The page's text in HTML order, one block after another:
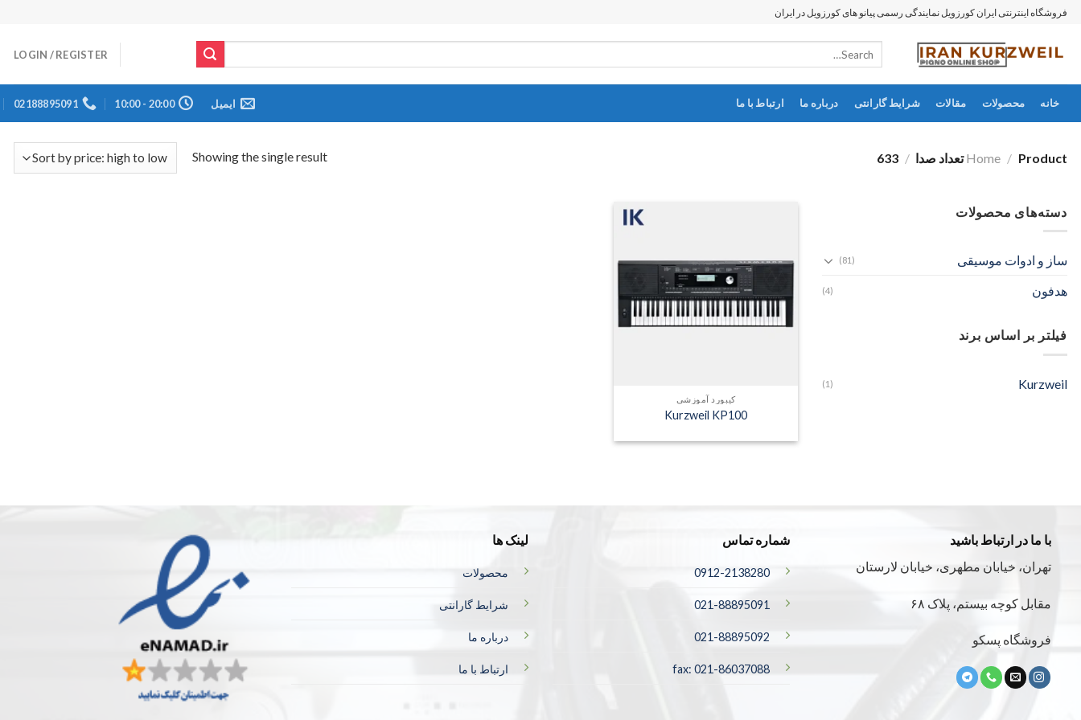
پرش
محتوا
فروشگاه اینترنتی ایران کورزویل نمایندگی رسمی پیانو های کورزویل در ایران
LOGIN / REGISTER
خانه محصولات مقالات شرایط گارانتی درباره ما ارتباط با ما ایمیل 20:00 - 10:00
02188895091
Home / Product تعداد صدا /
633
Showing the single result
دسته‌های محصولات
ساز و ادوات موسیقی (81)
هدفون (4)
فیلتر بر اساس برند
Kurzweil
(1)
کیبورد آموزشی
Kurzweil KP100
با ما در ارتباط باشید
تهران، خیابان مطهری، خیابان لارستان
مقابل کوچه بیستم، پلاک ۶۸
فروشگاه پسکو
شماره تماس
0912-2138280
021-88895091
021-88895092
fax: 021-86037088
لینک ها
محصولات
شرایط گارانتی
درباره ما
ارتباط با ما